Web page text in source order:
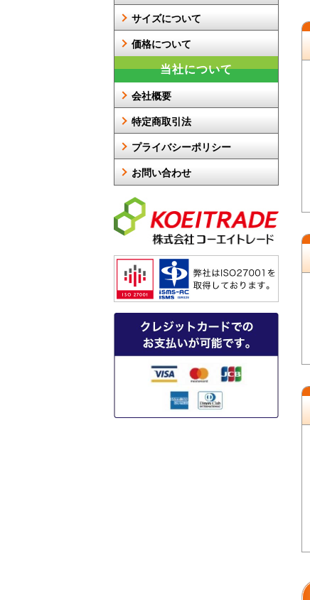
サイズについて
価格について
当社について
会社概要
特定商取引法
プライバシーポリシー
お問い合わせ